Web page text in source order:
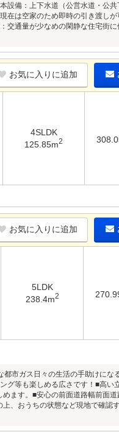
設備：上下水道（公営水道・公
在は空家のため即時の引き渡し
交通量が少なめの閑静な住宅街
お気に入りに追加
4SLDK
125.85m2
お気に入りに追加
5LDK
238.4m2
市ガス日々の生活の手助けにな
グ等も楽しめる広さです！■高い
ます。■安心の前面道路幅前面
、おうちの状態など現地で確認